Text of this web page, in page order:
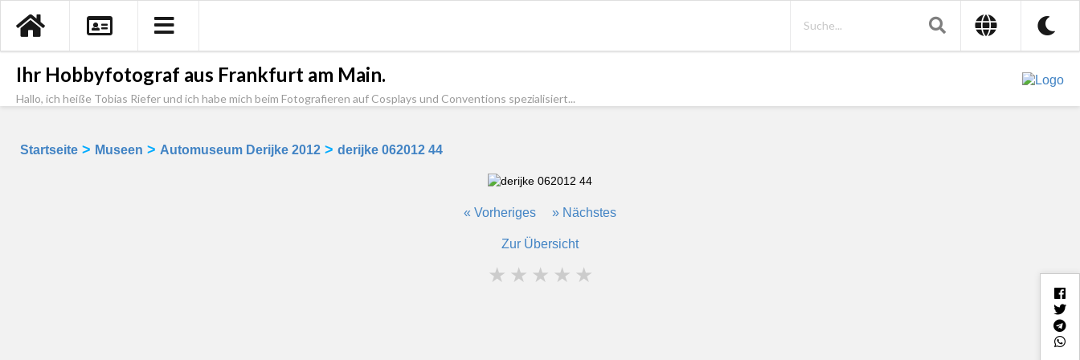
Ihr Hobbyfotograf aus Frankfurt am Main.
Hallo, ich heiße Tobias Riefer und ich habe mich beim Fotografieren auf Cosplays und Conventions spezialisiert...
Startseite > Museen > Automuseum Derijke 2012 > derijke 062012 44
« Vorheriges » Nächstes
Zur Übersicht
★ ★ ★ ★ ★